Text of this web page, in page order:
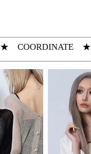
★ COORDINATE ★